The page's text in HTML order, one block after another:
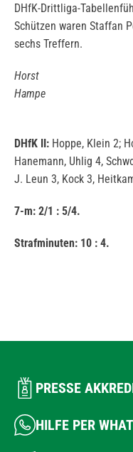
DHfK-Drittliga-
Schützen waren Staffan
sechs Treffern.
Horst
Hampe
DHfK II: Hoppe, Klein 2;
Hanemann, Uhlig 4,
J. Leun 3, Kock 3,
7-m: 2/1 : 5/4.
Strafminuten: 10 : 4.
PRESSE
HILFE PER